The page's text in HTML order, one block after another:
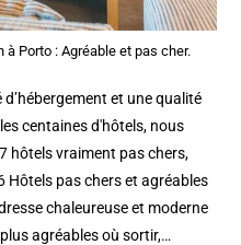
Porto : Agréable et pas cher.
et une qualité
centaines d'hôtels, nous
hôtels vraiment pas chers,
Hôtels pas chers et agréables
chaleureuse et moderne
agréables où sortir,…